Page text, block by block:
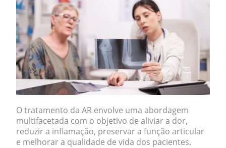
O tratamento da AR envolve uma abordagem
multifacetada com o objetivo de aliviar a dor,
reduzir a inflamação, preservar a função articular
e melhorar a qualidade de vida dos pacientes.